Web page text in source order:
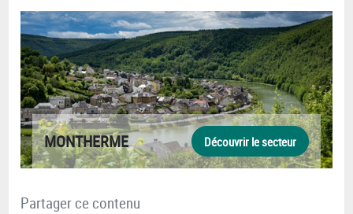
MONTHERME Découvrir le secteur
Partager ce contenu